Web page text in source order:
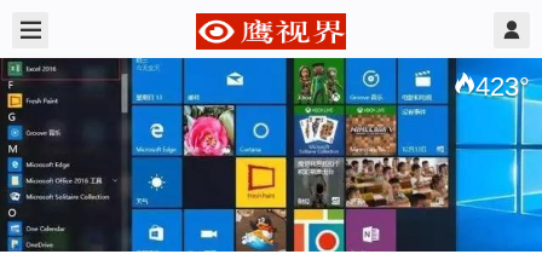
423°
Nancy @ 鹰视界 2020/3/06